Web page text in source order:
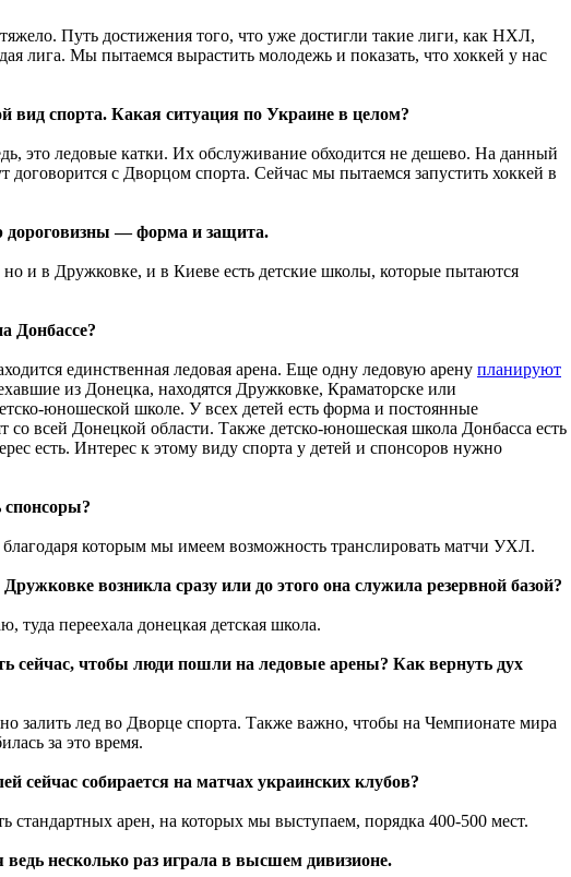
Путь достижения того, что уже достигли такие лиги, как НХЛ,
лига. Мы пытаемся вырастить молодежь и показать, что хоккей у нас
вид спорта. Какая ситуация по Украине в целом?
это ледовые катки. Их обслуживание обходится не дешево. На данный
договорится с Дворцом спорта. Сейчас мы пытаемся запустить хоккей в
дороговизны — форма и защита.
и в Дружковке, и в Киеве есть детские школы, которые пытаются
Донбассе?
единственная ледовая арена. Еще одну ледовую арену планируют
из Донецка, находятся Дружковке, Краматорске или
юношеской школе. У всех детей есть форма и постоянные
со всей Донецкой области. Также детско-юношеская школа Донбасса есть
есть. Интерес к этому виду спорта у детей и спонсоров нужно
спонсоры?
которым мы имеем возможность транслировать матчи УХЛ.
возникла сразу или до этого она служила резервной базой?
туда переехала донецкая детская школа.
сейчас, чтобы люди пошли на ледовые арены? Как вернуть дух
залить лед во Дворце спорта. Также важно, чтобы на Чемпионате мира
за это время.
сейчас собирается на матчах украинских клубов?
стандартных арен, на которых мы выступаем, порядка 400-500 мест.
несколько раз играла в высшем дивизионе.